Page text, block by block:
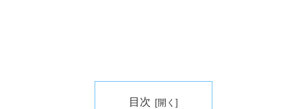
目次